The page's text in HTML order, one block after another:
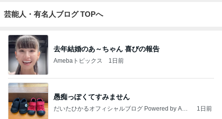
芸能人・有名人ブログ TOPへ
去年結婚のあ～ちゃん 喜びの報告
Amebaトピックス 1日前
愚痴っぽくてすみません
だいたひかるオフィシャルブログ Powered by Ame
1日前